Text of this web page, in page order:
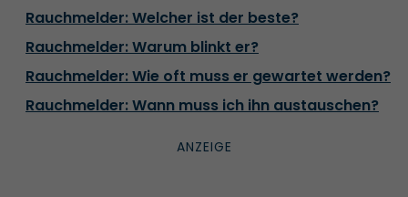
Rauchmelder: Welcher ist der beste?
Rauchmelder: Warum blinkt er?
Rauchmelder: Wie oft muss er gewartet werden?
Rauchmelder: Wann muss ich ihn austauschen?